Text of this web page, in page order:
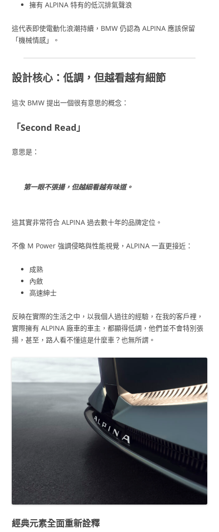
擁有 ALPINA 特有的低沉排氣聲浪
這代表即使電動化浪潮持續，BMW 仍認為 ALPINA 應該保留
「機械情感」。
設計核心：低調，但越看越有細節
這次 BMW 提出一個很有意思的概念：
「Second Read」
意思是：
第一眼不張揚，但越細看越有味道。
這其實非常符合 ALPINA 過去數十年的品牌定位。
不像 M Power 強調侵略與性能視覺，ALPINA 一直更接近：
成熟
內斂
高速紳士
反映在實際的生活之中，以我個人過往的經驗，在我的客戶裡，
實際擁有 ALPINA 廠車的車主，都顯得低調，他們並不會特別張
揚，甚至，路人看不懂這是什麼車？也無所謂。
經典元素全面重新詮釋